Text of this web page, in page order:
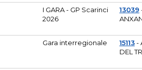
I GARA - GP Scarinci
2026
13039
Gara interregionale 15113-
DEL